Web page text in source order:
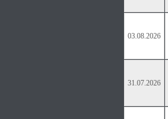
03.08.2026
31.07.2026